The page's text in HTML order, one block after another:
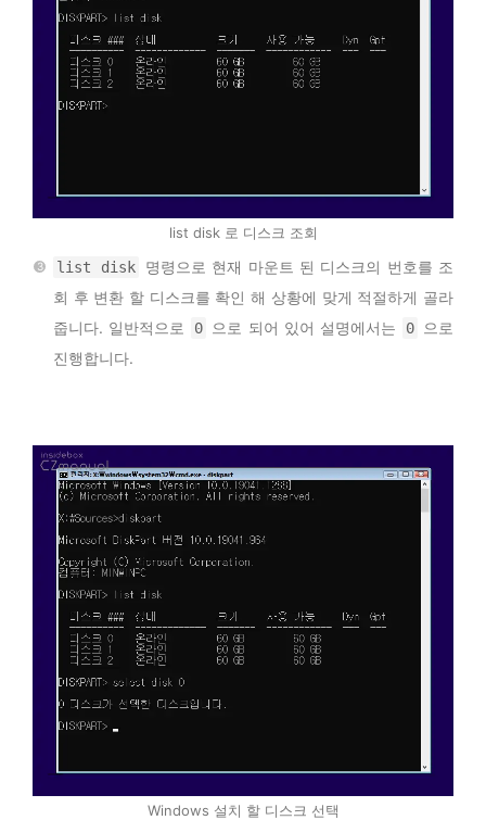
list disk 로 디스크 조회
list disk
명령으로 현재 마운트 된 디스크의 번호를 조
회 후 변환 할 디스크를 확인 해 상황에 맞게 적절하게 골라
줍니다. 일반적으로
0 으로 되어 있어 설명에서는 0
으로
진행합니다.
Windows 설치 할 디스크 선택